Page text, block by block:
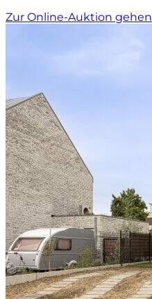
Zur Online-Auktion gehen